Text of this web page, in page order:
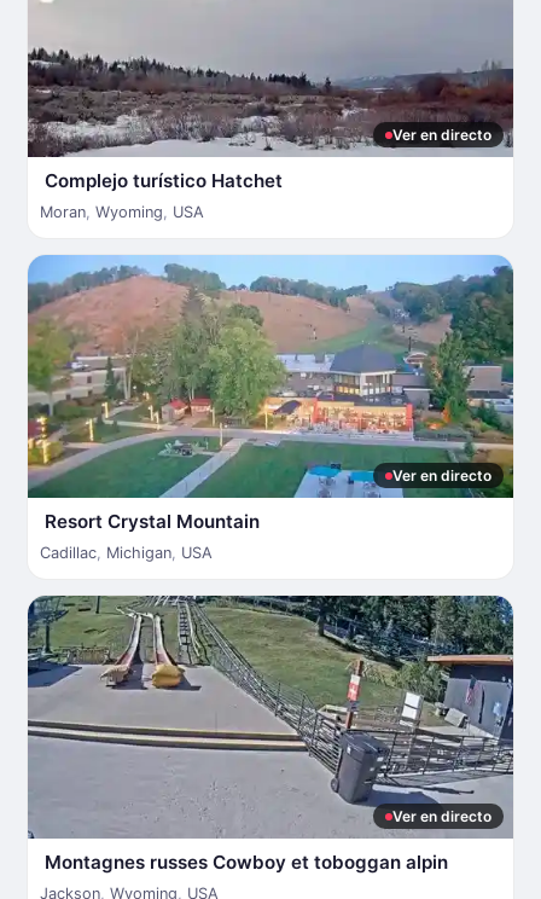
Ver en directo
Complejo turístico Hatchet
Moran, Wyoming, USA
Ver en directo
Resort Crystal Mountain
Cadillac, Michigan, USA
Ver en directo
Montagnes russes Cowboy et toboggan alpin
Jackson, Wyoming, USA